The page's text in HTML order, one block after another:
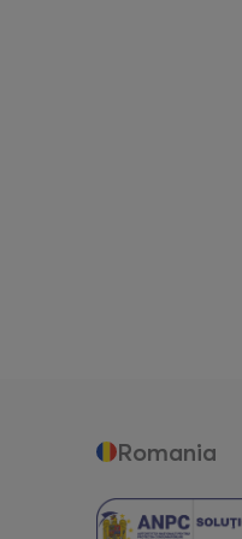
Romania